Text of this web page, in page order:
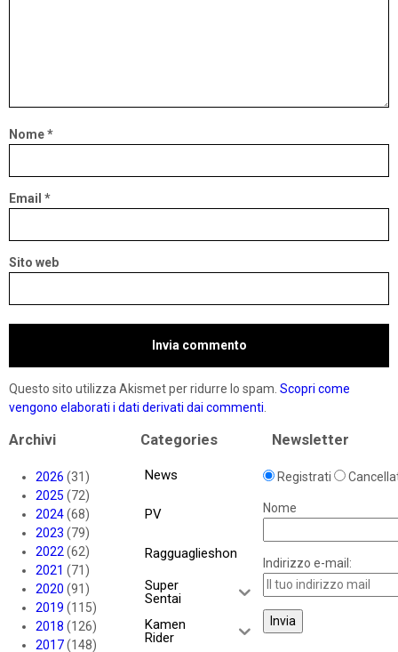
Nome*
Email *
Sito web
Questo sito utilizza Akismet per ridurre lo spam. Scopri come
vengono elaborati i dati derivati dai commenti.
Archivi
2026 (31)
2025 (72)
2024(68)
2023 (79)
2022(62)
2021 (71)
2020 (91)
2019 (115)
2018 (126)
2017(148)
Categories
News
PV
Ragguaglieshon
Super
Sentai
Kamen
Rider
Newsletter
Registrati
Nome
Indirizzo e-mail: